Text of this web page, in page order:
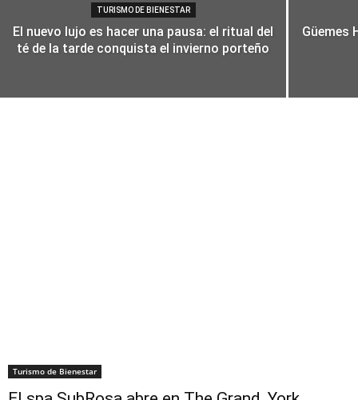
TURISMO DE BIENESTAR
El nuevo lujo es hacer una pausa: el ritual del
té de la tarde conquista el invierno porteño
Güemes
Turismo de Bienestar